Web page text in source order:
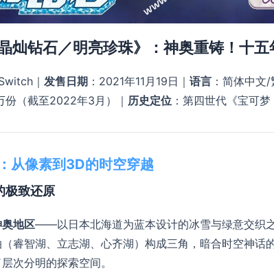
晶灿钻石／明亮珍珠》：神奥重铸！十
｜​ ​发售日期​ ​：2021年11月19日｜​ ​语言​ ：简体中文
份（截至2022年3月）｜​ ​历史定位​ ：第四世代《宝可
从像素到3D的时空穿越​
极致还原​
地区​​——以日本北海道为蓝本设计的冰雪与绿意交织
睿智湖、立志湖、心齐湖）构成三角，暗合时空神话
次分明的探索空间。